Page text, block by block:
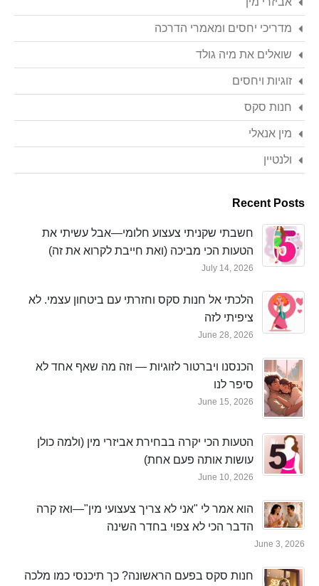
מדריכי יחסים ומאמרי הדרכה
שואלים את מיה גולד
זוגיות ויחסים
חנות סקס
מין אנאלי
ולנטיין
Recent Posts
חשבתי שקניתי צעצוע חלומי—אבל עשיתי את
הטעות הכי מביכה (ואת חייבת לקרוא את זה)
July 14, 2026
הלכתי אל חנות סקס וחזרתי עם ביטחון עצמי. לא
ציפיתי לזה
June 28, 2026
הכנסנו ויברטור לזוגיות — וזה מה שאף אחד לא
סיפר לנו
June 15, 2026
הטעות הכי יקרה בבחירת אביזרי מין (ולמה כולן
עושות אותה פעם אחת)
June 10, 2026
הוא אמר לי "אני לא צריך צעצועי מין"—ואז קרה
הדבר הכי לא צפוי בחדר השינה
June 3, 2026
חנות סקס בפעם הראשונה? כך תיכנסי כמו מלכה